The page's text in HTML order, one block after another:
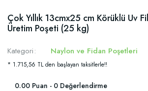
Çok Yıllık 13cmx25 cm Körüklü Uv
Üretim Poşeti (25 kg)
Kategori Naylon ve Fidan Poşetleri
* 1.715,56 TL den başlayan taksitlerle!!
0.00 Puan - 0 Değerlendirme